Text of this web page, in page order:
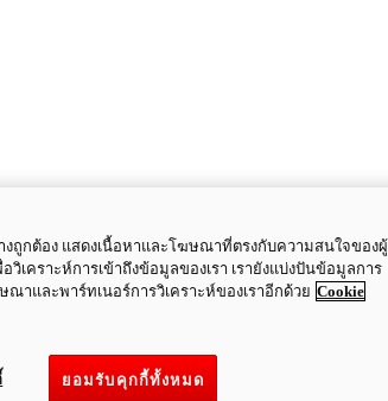
งถูกต้อง แสดงเนื้อหาและโฆษณาที่ตรงกับความสนใจของผู้
เคราะห์การเข้าถึงข้อมูลของเรา เรายังแบ่งปันข้อมูลการ
าและพาร์ทเนอร์การวิเคราะห์ของเราอีกด้วย Cookie
ยอมรับคุกกี้ทั้งหมด